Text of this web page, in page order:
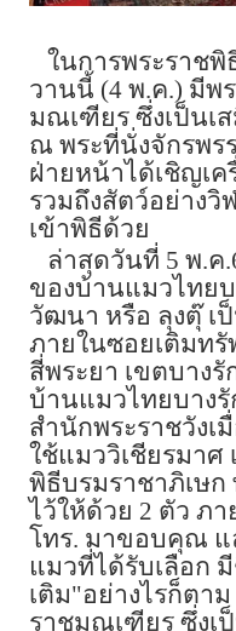
ในการพระราชพิ
วานนี้ (4 พ.ค.) มีพ
มณเฑียร ซึ่งเป็นเ
ณ พระที่นั่งจักรพร
ฝ่ายหน้าได้เชิญเค
รวมถึงสัตว์อย่างวิ
เข้าพิธีด้วย
ล่าสุดวันที่ 5 พ.ค
ของบ้านแมวไทย
วัฒนา หรือ ลุงตุ๊ เ
ภายในซอยเติมท
สี่พระยา เขตบางรั
บ้านแมวไทยบาง
สำนักพระราชวังเ
ใช้แมววิเชียรมาศ
พิธีบรมราชาภิเษก
ไว้ให้ด้วย 2 ตัว ภ
โทร. มาขอบคุณ
แมวที่ได้รับเลือก
เติม"อย่างไรก็ตา
ราชมณเฑียร ซึ่งเ